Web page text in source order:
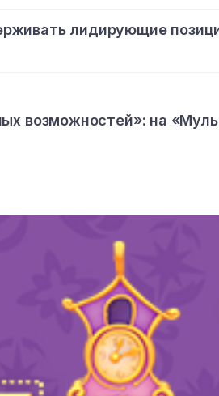
лидирующие
возможностей»: на